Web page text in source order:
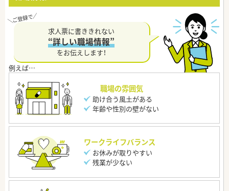
求人票に書ききれない
“詳しい職場情報”
をお伝えします！
職場の雰囲気
助け合う風土がある
年齢や性別の壁がない
ワークライフバランス
お休みが取りやすい
残業が少ない